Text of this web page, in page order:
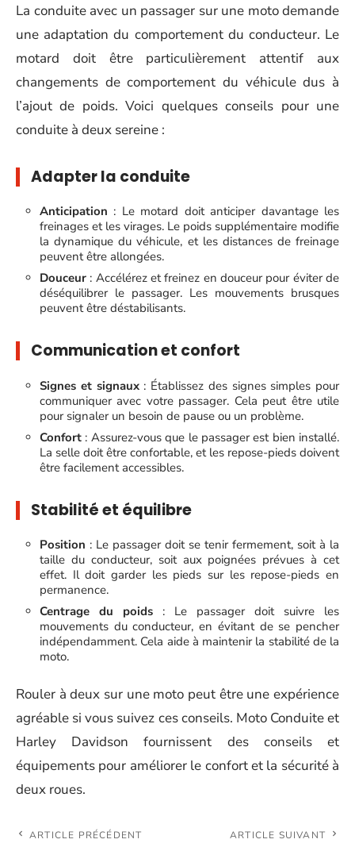
La conduite avec un passager sur une moto demande
une adaptation du comportement du conducteur. Le
motard doit être particulièrement attentif aux
changements de comportement du véhicule dus à
l’ajout de poids. Voici quelques conseils pour une
conduite à deux sereine :
Adapter la conduite
Anticipation : Le motard doit anticiper davantage les
freinages et les virages. Le poids supplémentaire modifie
la dynamique du véhicule, et les distances de freinage
peuvent être allongées.
Douceur : Accélérez et freinez en douceur pour éviter de
déséquilibrer le passager. Les mouvements brusques
peuvent être déstabilisants.
Communication et confort
Signes et signaux: Établissez des signes simples pour
communiquer avec votre passager. Cela peut être utile
pour signaler un besoin de pause ou un problème.
Confort : Assurez-vous que le passager est bien installé.
La selle doit être confortable, et les repose-pieds doivent
être facilement accessibles.
Stabilité et équilibre
Position : Le passager doit se tenir fermement, soit à la
taille du conducteur, soit aux poignées prévues à cet
effet. Il doit garder les pieds sur les repose-pieds en
permanence.
Centrage du poids : Le passager doit suivre les
mouvements du conducteur, en évitant de se pencher
indépendamment. Cela aide à maintenir la stabilité de la
moto.
Rouler à deux sur une moto peut être une expérience
agréable si vous suivez ces conseils. Moto Conduite et
Harley Davidson fournissent des conseils et
équipements pour améliorer le confort et la sécurité à
deux roues.
ARTICLE PRÉCÉDENT ARTICLE SUIVANT